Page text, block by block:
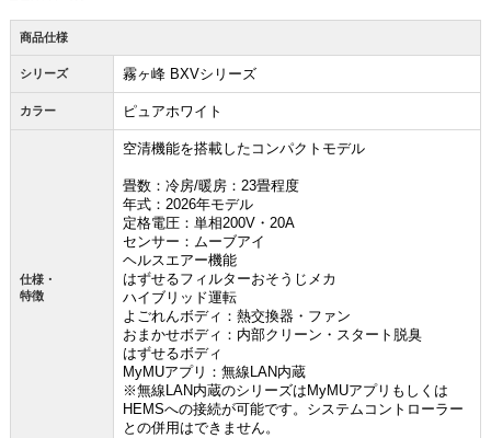
商品仕様
シリーズ 霧ヶ峰 BXVシリーズ
カラー ピュアホワイト
仕様・
特徴
空清機能を搭載したコンパクトモデル
畳数：冷房/暖房：23畳程度
年式：2026年モデル
定格電圧：単相200V・20A
センサー：ムーブアイ
ヘルスエアー機能
はずせるフィルターおそうじメカ
ハイブリッド運転
よごれんボディ：熱交換器・ファン
おまかせボディ：内部クリーン・スタート脱臭
はずせるボディ
MyMUアプリ：無線LAN内蔵
※無線LAN内蔵のシリーズはMyMUアプリもしくは
HEMSへの接続が可能です。システムコントローラー
との併用はできません。